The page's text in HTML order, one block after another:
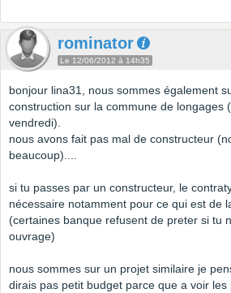
rominator
Le 12/06/2012 à 14h35
bonjour lina31, nous sommes également
construction sur la commune de longages
vendredi).
nous avons fait pas mal de constructeur
beaucoup)....
si tu passes par un constructeur, le
nécessaire notamment pour ce qui est de
(certaines banque refusent de preter si tu
ouvrage)
nous sommes sur un projet similaire je
dirais pas petit budget parce que a voir